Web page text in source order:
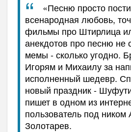
«Песню просто
всенародная любовь,
фильмы про Штирлица
анекдотов про песню не
мемы - сколько угодно.
Игорям и Михаилу за
исполненный шедевр.
новый праздник -
пишет в одном из
пользователь под ником
Золотарев.